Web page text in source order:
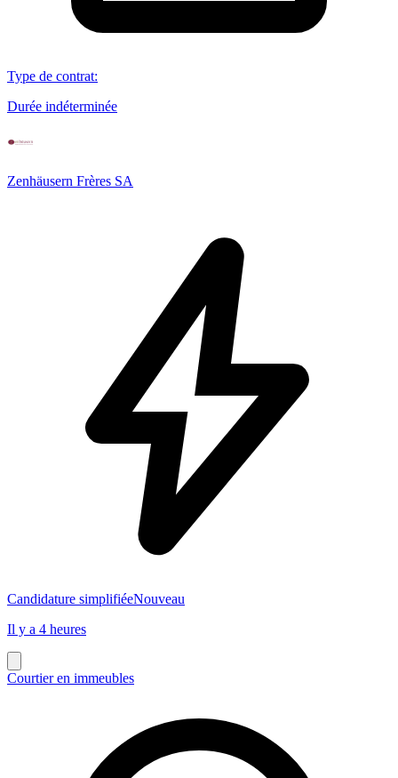
Type de contrat:
Durée indéterminée
Zenhäusern Frères SA
Candidature simplifiéeNouveau
Il y a 4 heures
Courtier en immeubles